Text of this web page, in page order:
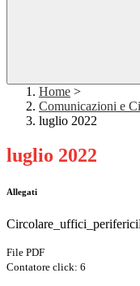
Home >
Comunicazioni e
luglio 2022
luglio 2022
Allegati
File PDF
Contatore click: 6